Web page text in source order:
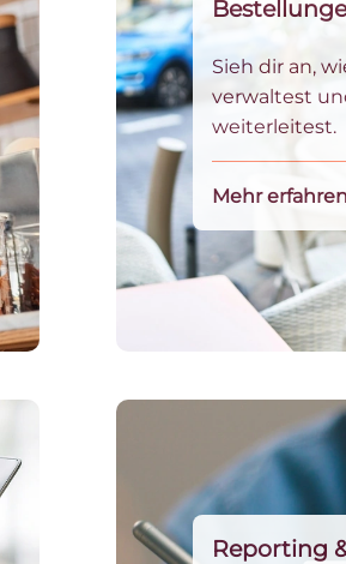
Sieh dir an,
verwaltest
weiterleitest.
Mehr
Reporting